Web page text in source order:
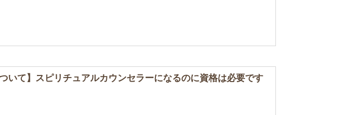
ついて】スピリチュアルカウンセラーになるのに資格は必要です